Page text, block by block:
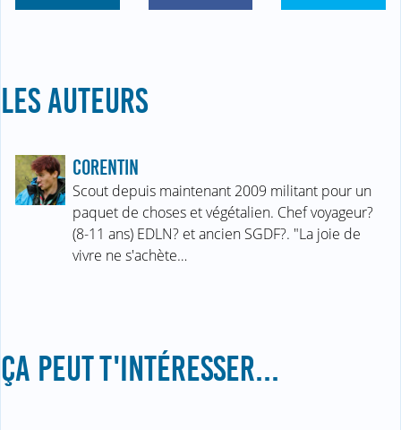
LES AUTEURS
CORENTIN
Scout depuis maintenant 2009 militant pour un
paquet de choses et végétalien. Chef voyageur?
(8-11 ans) EDLN? et ancien SGDF?. "La joie de
vivre ne s'achète…
ÇA PEUT T'INTÉRESSER...